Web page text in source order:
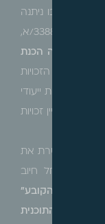
בו ניתנה
ונדרשת לפיה הכנת
לעניין הזכויות
רחב אודות ייעודי
זה לעניין זכויות
המאפשרת את
הנושאית, חל חיוב
"המועד הקובע"
של אישור התוכנית